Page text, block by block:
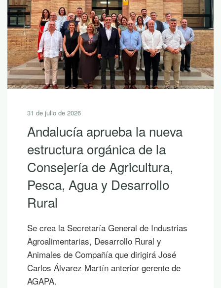
31 de julio de 2026
Andalucía aprueba la nueva
estructura orgánica de la
Consejería de Agricultura,
Pesca, Agua y Desarrollo
Rural
Se crea la Secretaría General de Industrias
Agroalimentarias, Desarrollo Rural y
Animales de Compañía que dirigirá José
Carlos Álvarez Martín anterior gerente de
AGAPA.